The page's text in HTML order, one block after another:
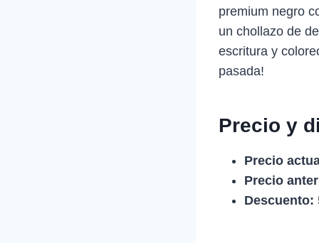
premium negro
un chollazo de
escritura y
pasada!
Precio y
Precio
Precio
Descuento: